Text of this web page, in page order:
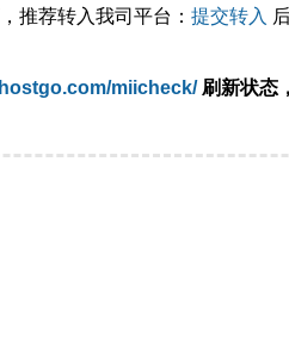
推荐转入我司平台： 提交转入
miicheck/刷新状态